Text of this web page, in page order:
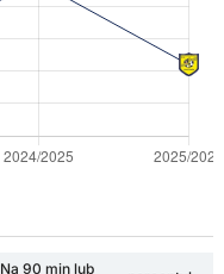
Na 90 min lub